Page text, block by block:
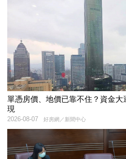
單憑房價、地價已靠不住？資金大
現
好房網／新聞中心
2026-08-07